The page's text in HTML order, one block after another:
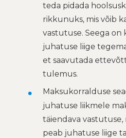
teda pidada
rikkunuks, mis võib
vastutuse. Seega on
juhatuse liige
et saavutada
tulemus.
Maksukorralduse
juhatuse liikmele
täiendava
peab juhatuse liige